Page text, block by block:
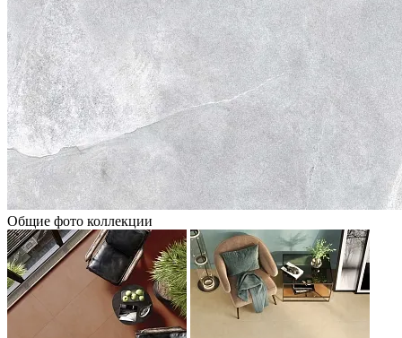
Общие фото коллекции